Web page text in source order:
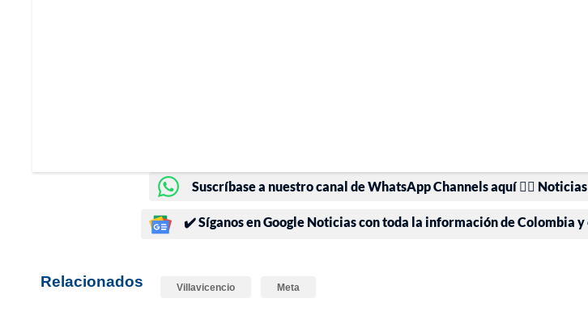
Suscríbase a nuestro canal de WhatsApp Channels aquí 👉🏻
✔️ Síganos en Google Noticias con toda la información de Colombia y
Relacionados Villavicencio Meta